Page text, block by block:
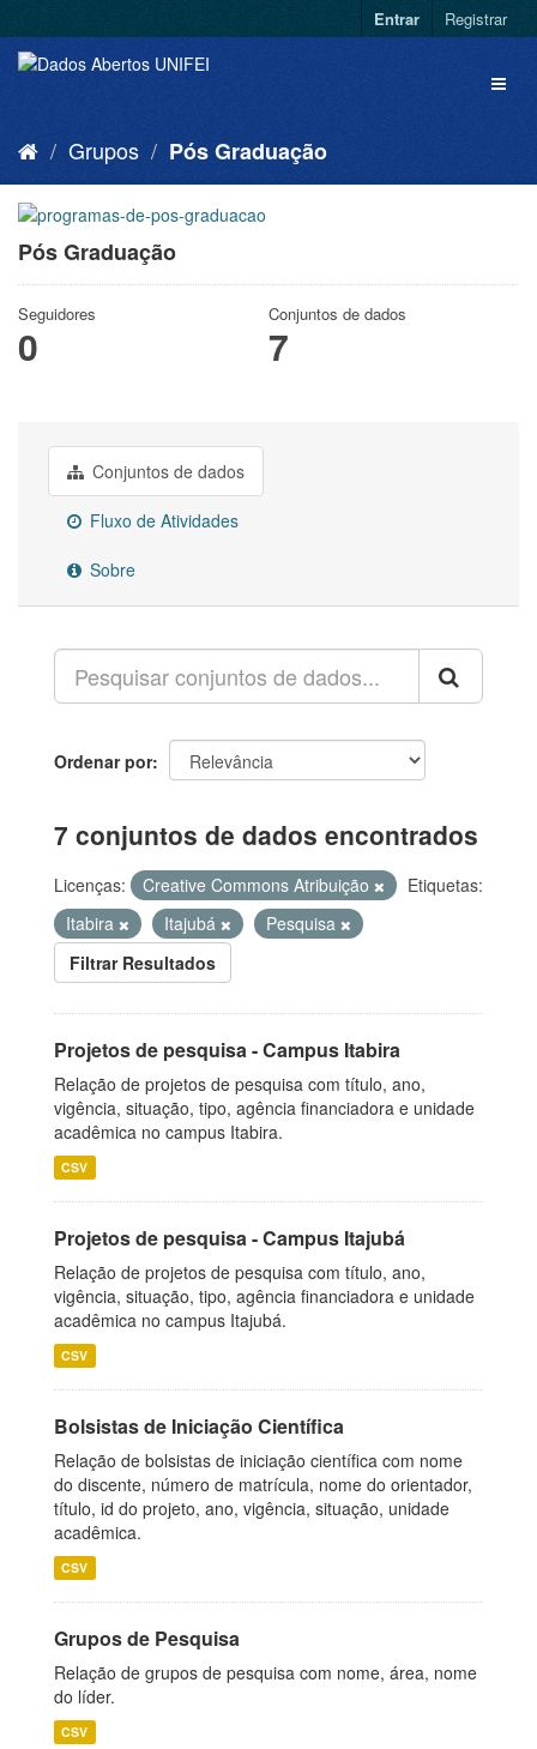
Entrar Registrar
Grupos Pós Graduação
Pós Graduação
Seguidores
0
Conjuntos de dados
7
Conjuntos de dados
Fluxo de Atividades
Sobre
Ordenar por
7 conjuntos de dados encontrados
Licenças: Creative Commons Atribuição
Etiquetas:
Itabira
Itajubá
Pesquisa
Filtrar Resultados
Projetos de pesquisa - Campus Itabira
Relação de projetos de pesquisa com título, ano,
vigência, situação, tipo, agência financiadora e unidade
acadêmica no campus Itabira.
CSV
Projetos de pesquisa - Campus Itajubá
Relação de projetos de pesquisa com título, ano,
vigência, situação, tipo, agência financiadora e unidade
acadêmica no campus Itajubá.
CSV
Bolsistas de Iniciação Científica
Relação de bolsistas de iniciação científica com nome
do discente, número de matrícula, nome do orientador,
título, id do projeto, ano, vigência, situação, unidade
acadêmica.
CSV
Grupos de Pesquisa
Relação de grupos de pesquisa com nome, área, nome
do líder.
CSV